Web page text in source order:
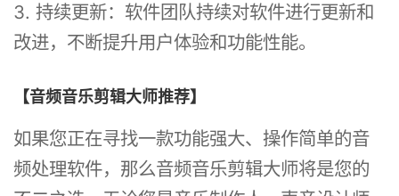
3. 持续更新：软件团队持续对软件进行更新和
改进，不断提升用户体验和功能性能。
【音频音乐剪辑大师推荐】
如果您正在寻找一款功能强大、操作简单的音
频处理软件，那么音频音乐剪辑大师将是您的